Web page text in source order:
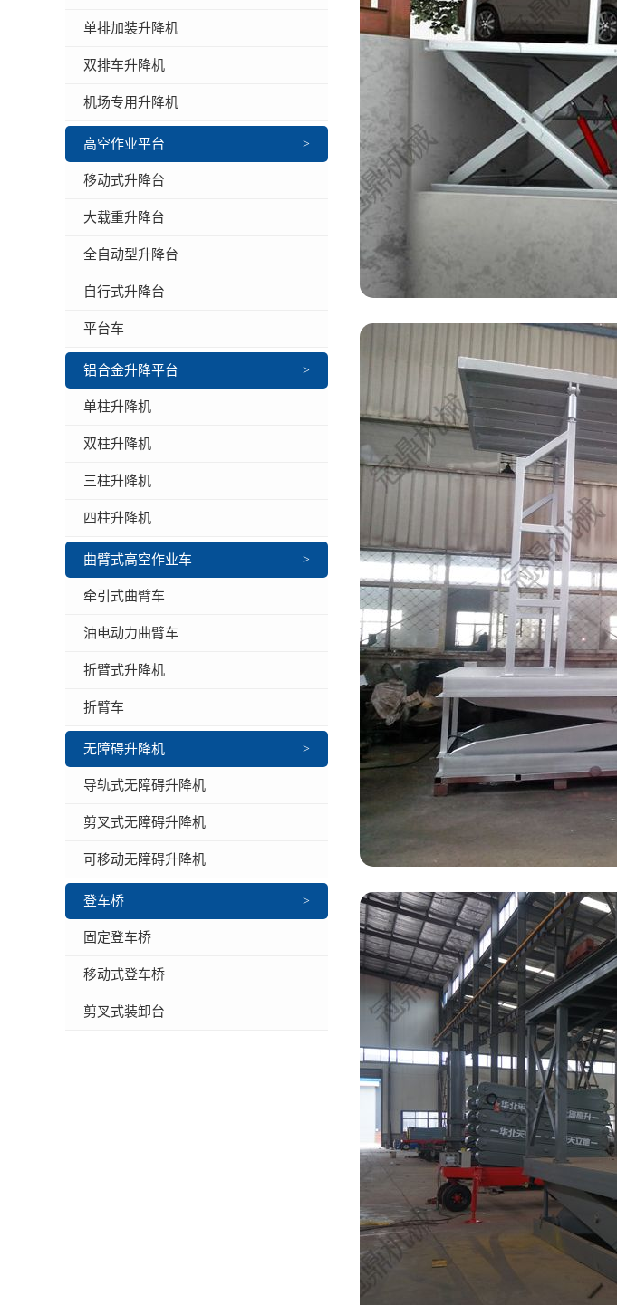
单排加装升降机
双排车升降机
机场专用升降机
高空作业平台 >
移动式升降台
大载重升降台
全自动型升降台
自行式升降台
平台车
铝合金升降平台 >
单柱升降机
双柱升降机
三柱升降机
四柱升降机
曲臂式高空作业车 >
牵引式曲臂车
油电动力曲臂车
折臂式升降机
折臂车
无障碍升降机 >
导轨式无障碍升降机
剪叉式无障碍升降机
可移动无障碍升降机
登车桥 >
固定登车桥
移动式登车桥
剪叉式装卸台